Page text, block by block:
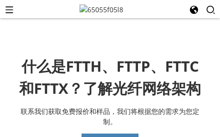
什么是FTTH、FTTP、FTTC
和FTTX？了解光纤网络架构
联系我们获取免费报价和样品，我们将根据您的需求为您定
制。